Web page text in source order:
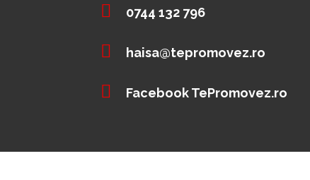
0744 132 796
haisa@tepromovez.ro
Facebook TePromovez.ro